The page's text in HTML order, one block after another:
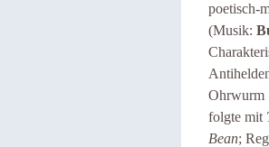
poetisch-
(Musik:
Ohrwurm
folgte mit
Bean;